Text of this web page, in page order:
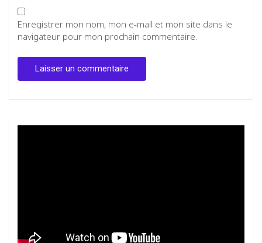
Enregistrer mon nom, mon e-mail et mon site dans le
navigateur pour mon prochain commentaire.